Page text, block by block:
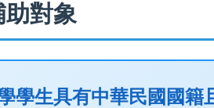
助對象
學生具有中華民國國籍